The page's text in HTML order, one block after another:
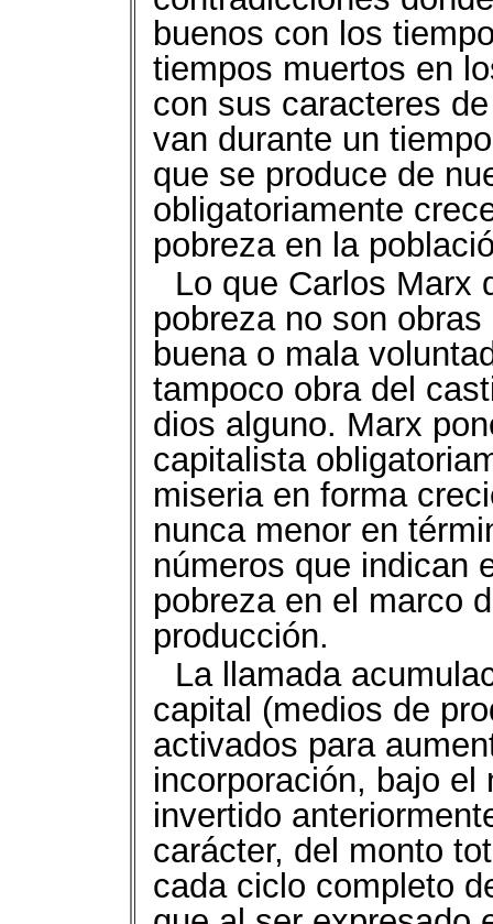
buenos con los
tiempos muertos en
con sus caracteres
van durante un
que se produce de
obligatoriamente
pobreza en la
Lo que Carlos Marx
pobreza no son
buena o mala
tampoco obra del
dios alguno. Marx
capitalista
miseria en forma
nunca menor en
números que indican
pobreza en el marco
producción.
La llamada
capital (medios de
activados para
incorporación, bajo
invertido
carácter, del monto
cada ciclo completo